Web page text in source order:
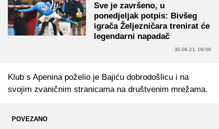
Sve je završeno, u
ponedjeljak potpis: Bivšeg
igrača Željezničara trenirat će
legendarni napadač
30.06.21. 08:56
Klub s Apenina poželio je Bajiću dobrodošlicu i na
svojim zvaničnim stranicama na društvenim mrežama.
POVEZANO